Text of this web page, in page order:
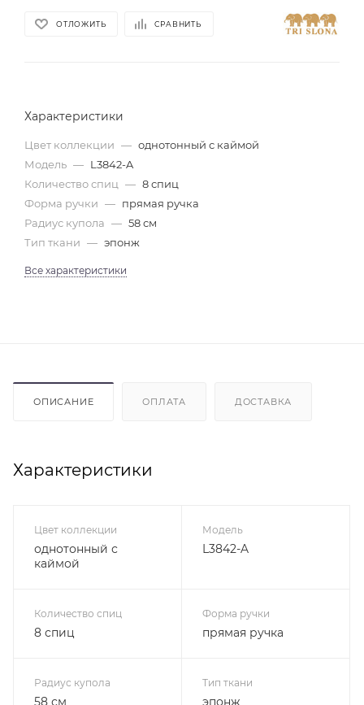
ОТЛОЖИТЬ СРАВНИТЬ
Характеристики
Цвет коллекции — однотонный с каймой
Модель — L3842-A
Количество спиц — 8 спиц
Форма ручки — прямая ручка
Радиус купола — 58 см
Тип ткани — эпонж
Все характеристики
ОПИСАНИЕ ОПЛАТА ДОСТАВКА
Характеристики
Цвет коллекции
однотонный с
каймой
Модель
L3842-A
Количество спиц
8 спиц
Форма ручки
прямая ручка
Радиус купола
58 см
Тип ткани
эпонж